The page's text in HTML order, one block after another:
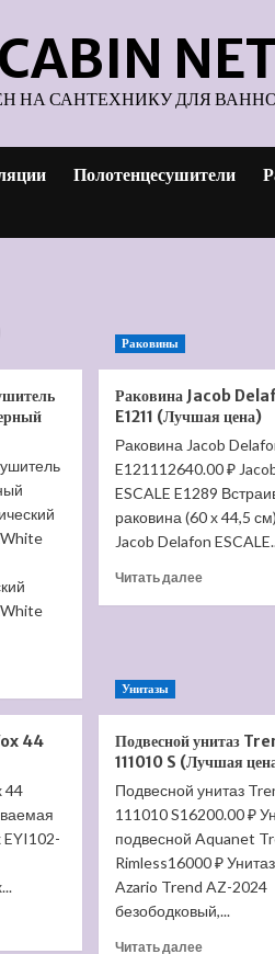
CABIN
НА САНТЕХНИКУ ДЛЯ
Полотенцесушители
Раковины
Раковина Jacob
E1211 (Лучшая цена)
Раковина Jacob
E121112640.00 ₽
ESCALE E1289
раковина (60 х 44,5
Jacob Delafon
Читать далееПрочитать
E1211
(Лучшая
цена)
44
44
EYI102-
Унитазы
Подвесной унитаз
111010 S (Лучшая
Подвесной унитаз
111010 S16200.00 ₽
подвесной Aquanet
Rimless16000 ₽
Azario Trend AZ-2024
безободковый,...
Читать далееПрочитать